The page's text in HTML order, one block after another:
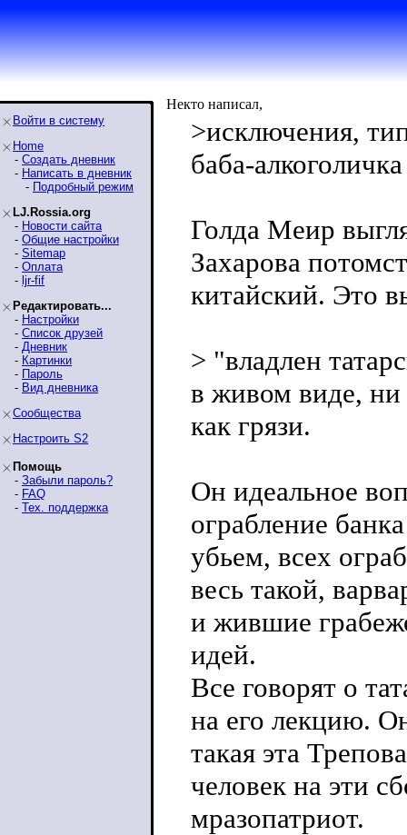
Войти в систему
Home
- Создать дневник
- Написать в дневник
- Подробный режим
LJ.Rossia.org
- Новости сайта
- Общие настройки
- Sitemap
- Оплата
- ljr-fif
Редактировать...
- Настройки
- Список друзей
- Дневник
- Картинки
- Пароль
- Вид дневника
Сообщества
Настроить S2
Помощь
- Забыли пароль?
- FAQ
- Тех. поддержка
Некто написал,
>исключения,
баба-алкоголичка
Голда Меир
Захарова
китайский. Это
> "владлен
в живом виде,
как грязи.
Он идеальное
ограбление
убьем, всех
весь такой,
и жившие
идей.
Все говорят о
на его лекцию.
такая эта
человек на эти
мразопатриот.